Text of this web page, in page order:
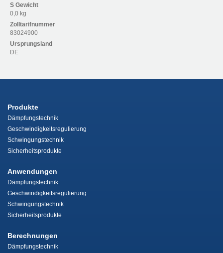
S Gewicht
0,0 kg
Zolltarifnummer
83024900
Ursprungsland
DE
Produkte
Dämpfungstechnik
Geschwindigkeitsregulierung
Schwingungstechnik
Sicherheitsprodukte
Anwendungen
Dämpfungstechnik
Geschwindigkeitsregulierung
Schwingungstechnik
Sicherheitsprodukte
Berechnungen
Dämpfungstechnik